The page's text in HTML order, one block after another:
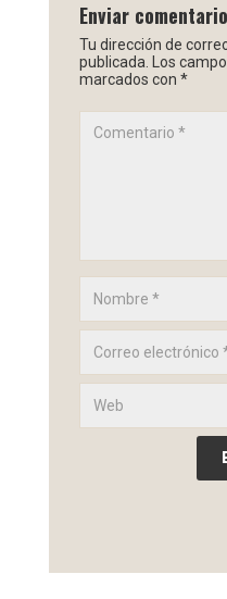
Enviar comentario
Tu dirección de
publicada.
Los
marcados con *